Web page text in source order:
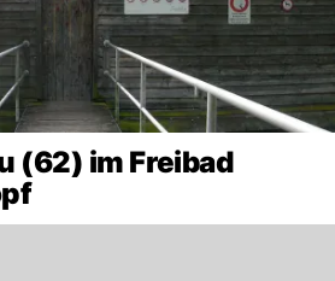
(62) im Freibad